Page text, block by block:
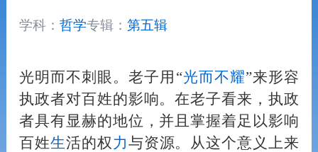
学科： 哲学专辑： 第五辑
光明而不刺眼。老子用“光而不耀”来形容
执政者对百姓的影响。在老子看来，执政
者具有显赫的地位，并且掌握着足以影响
百姓生活的权力与资源。从这个意义上来